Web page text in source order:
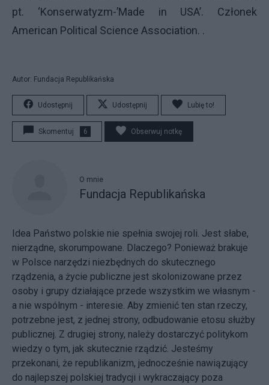
pt. ‘Konserwatyzm-’Made in USA’. Członek
American Political Science Association. .
Autor: Fundacja Republikańska
Udostępnij Udostępnij Lubię to!
Skomentuj 6 Obserwuj notkę
O mnie
Fundacja Republikańska
Idea Państwo polskie nie spełnia swojej roli. Jest słabe,
nierządne, skorumpowane. Dlaczego? Ponieważ brakuje
w Polsce narzędzi niezbędnych do skutecznego
rządzenia, a życie publiczne jest skolonizowane przez
osoby i grupy działające przede wszystkim we własnym -
a nie wspólnym - interesie. Aby zmienić ten stan rzeczy,
potrzebne jest, z jednej strony, odbudowanie etosu służby
publicznej. Z drugiej strony, należy dostarczyć politykom
wiedzy o tym, jak skutecznie rządzić. Jesteśmy
przekonani, że republikanizm, jednocześnie nawiązujący
do najlepszej polskiej tradycji i wykraczający poza